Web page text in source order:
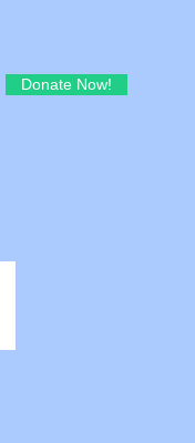
Donate Now!